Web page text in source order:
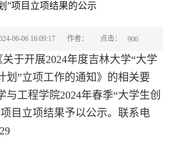
”项目立项结果的公示
06-06 16:09:17 作者： 点击： 906
于开展2024年度吉林大学“大学
划”立项工作的通知》的相关要
与工程学院2024年春季“大学生创
目立项结果予以公示。联系电